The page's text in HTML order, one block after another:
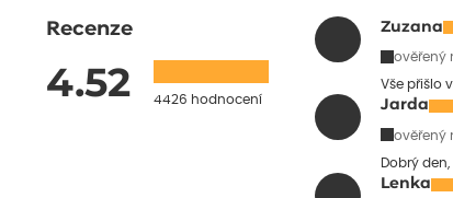
Recenze
4.52 4426 hodnocení
Zuzana
ověřený
Vše přišlo
Jarda
ověřený
Dobrý
Lenka